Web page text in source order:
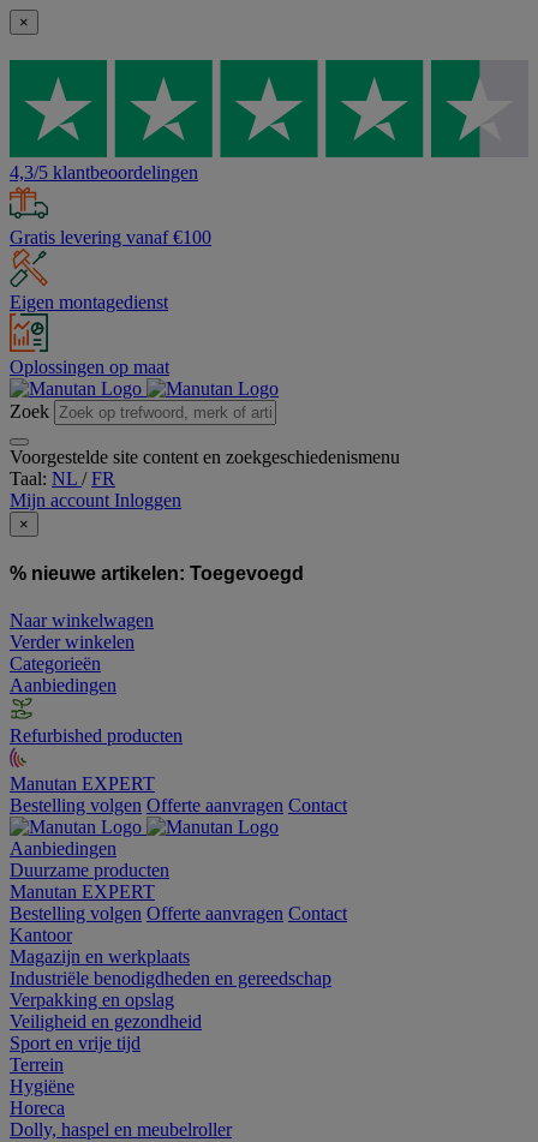
×
4,3/5 klantbeoordelingen
Gratis levering vanaf €100
Eigen montagedienst
Oplossingen op maat
Zoek
Voorgestelde site content en zoekgeschiedenismenu
Taal: NL /FR
Mijn account Inloggen
×
% nieuwe artikelen: Toegevoegd
Naar winkelwagen
Verder winkelen
Categorieën
Aanbiedingen
Refurbished producten
Manutan EXPERT
Bestelling volgen Offerte aanvragen Contact
Aanbiedingen
Duurzame producten
Manutan EXPERT
Bestelling volgen Offerte aanvragen Contact
Kantoor
Magazijn en werkplaats
Industriële benodigdheden en gereedschap
Verpakking en opslag
Veiligheid en gezondheid
Sport en vrije tijd
Terrein
Hygiëne
Horeca
Dolly, haspel en meubelroller